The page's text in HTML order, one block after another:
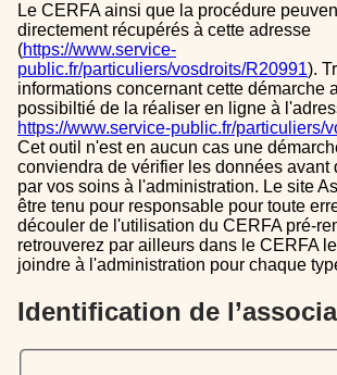
Le CERFA ainsi que la procédure peuvent être
directement récupérés à cette adresse
(https://www.service-
public.fr/particuliers/vosdroits/R20991).
informations concernant cette démarche
possibiltié de la réaliser en ligne à
https://www.service-public.fr/particuliers/
Cet outil n'est en aucun cas une
conviendra de vérifier les données avant
par vos soins à l'administration. Le site
être tenu pour responsable pour toute
découler de l'utilisation du CERFA pré-
retrouverez par ailleurs dans le CERFA
joindre à l'administration pour chaque
Identification de